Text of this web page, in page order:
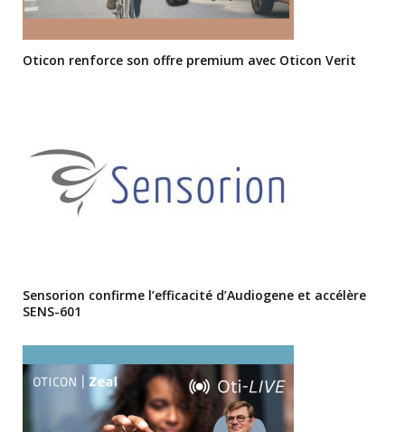
Oticon renforce son offre premium avec Oticon Verit
Sensorion confirme l’efficacité d’Audiogene et accélère
SENS-601